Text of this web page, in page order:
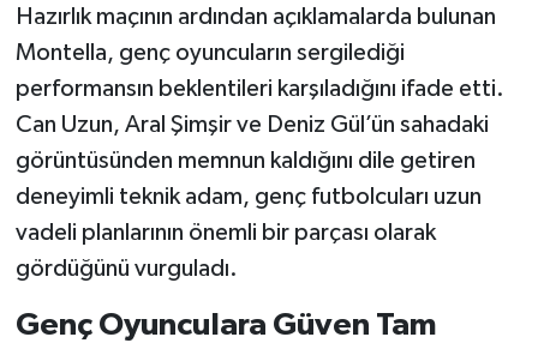
Hazırlık maçının ardından açıklamalarda bulunan
Montella, genç oyuncuların sergilediği
performansın beklentileri karşıladığını ifade etti.
Can Uzun, Aral Şimşir ve Deniz Gül’ün sahadaki
görüntüsünden memnun kaldığını dile getiren
deneyimli teknik adam, genç futbolcuları uzun
vadeli planlarının önemli bir parçası olarak
gördüğünü vurguladı.
Genç Oyunculara Güven Tam